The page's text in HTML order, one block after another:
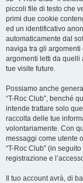
piccoli file di testo che
primi due cookie
ed un identificativo
automaticamente dal
naviga tra gli argomenti
argomenti letti da quelli
tue visite future.
Possiamo anche
“T-Roc Club”, benché
intende trattare solo
raccolta delle tue
volontariamente. Con
messaggi come utente
“T-Roc Club” (in
registrazione e
Il tuo account avrà, di